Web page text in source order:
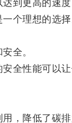
到更高的速度
个理想的选择
全。
性能可以让
，降低了碳排